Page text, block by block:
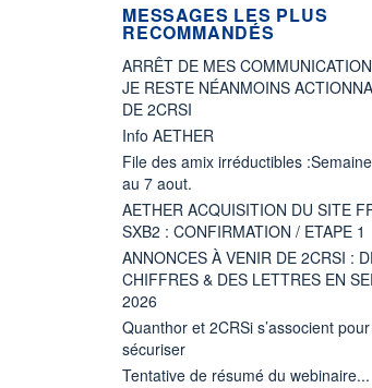
MESSAGES LES PLUS
RECOMMANDÉS
ARRÊT DE MES
JE RESTE NÉANMOINS
DE 2CRSI
Info AETHER
File des amix irréductibles
au 7 aout.
AETHER ACQUISITION DU SITE
SXB2 : CONFIRMATION / ETAPE 1
ANNONCES À VENIR DE 2CRSI :
CHIFFRES & DES LETTRES EN
2026
Quanthor et 2CRSi s’associent pour
sécuriser
Tentative de résumé du webinaire...